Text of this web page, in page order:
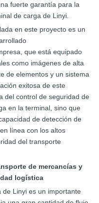
fuerte garantía para la
de carga de Linyi.
en este proyecto es un
que está equipado
como imágenes de alta
de elementos y un sistema
exitosa de este
del control de seguridad de
en la terminal, sino que
de detección de
línea con los altos
del transporte
de mercancías y
logística
Linyi es un importante